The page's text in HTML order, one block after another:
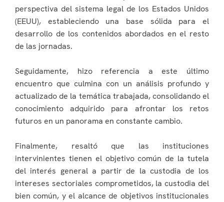
perspectiva del sistema legal de los Estados Unidos
(EEUU), estableciendo una base sólida para el
desarrollo de los contenidos abordados en el resto
de las jornadas.
Seguidamente, hizo referencia a este último
encuentro que culmina con un análisis profundo y
actualizado de la temática trabajada, consolidando el
conocimiento adquirido para afrontar los retos
futuros en un panorama en constante cambio.
Finalmente, resaltó que las instituciones
intervinientes tienen el objetivo común de la tutela
del interés general a partir de la custodia de los
intereses sectoriales comprometidos, la custodia del
bien común, y el alcance de objetivos institucionales